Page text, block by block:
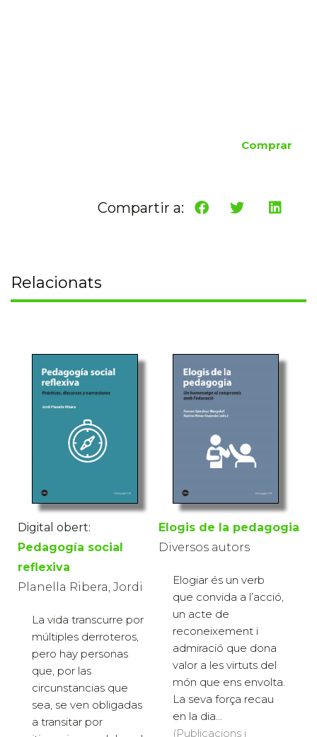
Comprar
Compartir a:
Relacionats
Digital obert:
Pedagogía social
reflexiva
Planella Ribera, Jordi
La vida transcurre por
múltiples derroteros,
pero hay personas
que, por las
circunstancias que
sea, se ven obligadas
a transitar por
Elogis de la pedagogia
Diversos autors
Elogiar és un verb
que convida a l’acció,
un acte de
reconeixement i
admiració que dona
valor a les virtuts del
món que ens envolta.
La seva força recau
en la dia...
(Publicacions i